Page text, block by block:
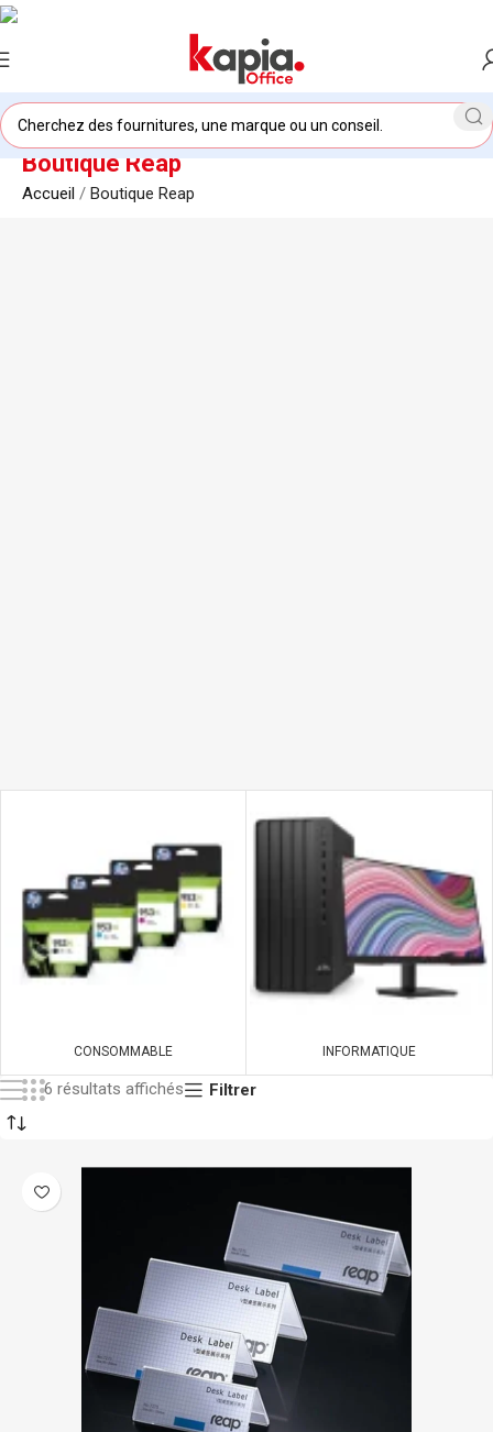
Boutique Reap
Accueil / Boutique Reap
CONSOMMABLE INFORMATIQUE
6 résultats affichés Filtrer